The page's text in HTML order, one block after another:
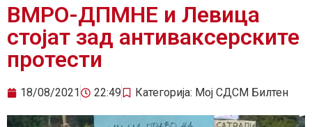
ВМРО-ДПМНЕ и Левица
стојат зад антиваксерските
протести
18/08/2021 22:49 Категорија: Мој СДСМ Билтен